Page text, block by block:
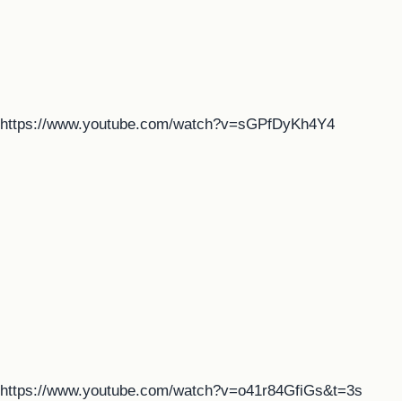
https://www.youtube.com/watch?v=sGPfDyKh4Y4
https://www.youtube.com/watch?v=o41r84GfiGs&t=3s